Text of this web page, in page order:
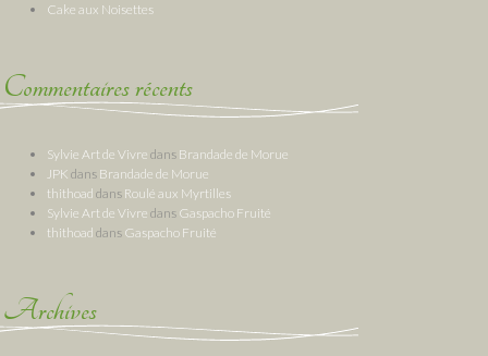
Cake aux Noisettes
Commentaires récents
Sylvie Art de Vivre dans Brandade de Morue
JPK dans Brandade de Morue
thithoad dans Roulé aux Myrtilles
Sylvie Art de Vivre dans Gaspacho Fruité
thithoad dans Gaspacho Fruité
Archives